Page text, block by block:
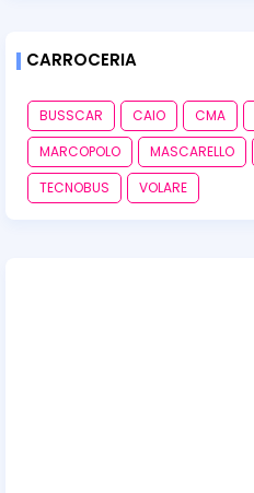
CARROCERIA
BUSSCAR CAIO CMA
MARCOPOLO
MASCARELLO
TECNOBUS
VOLARE